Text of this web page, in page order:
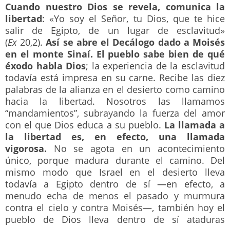
Cuando nuestro Dios se revela, comunica la
libertad: «Yo soy el Señor, tu Dios, que te hice
salir de Egipto, de un lugar de esclavitud»
(Ex 20,2).Así se abre el Decálogo dado a Moisés
en el monte Sinaí. El pueblo sabe bien de qué
éxodo habla Dios; la experiencia de la esclavitud
todavía está impresa en su carne. Recibe las diez
palabras de la alianza en el desierto como camino
hacia la libertad. Nosotros las llamamos
“mandamientos”, subrayando la fuerza del amor
con el que Dios educa a su pueblo. La llamada a
la libertad es, en efecto, una llamada
vigorosa. No se agota en un acontecimiento
único, porque madura durante el camino. Del
mismo modo que Israel en el desierto lleva
todavía a Egipto dentro de sí ―en efecto, a
menudo echa de menos el pasado y murmura
contra el cielo y contra Moisés―, también hoy el
pueblo de Dios lleva dentro de sí ataduras